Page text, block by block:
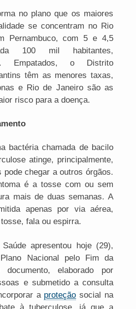
no plano que os maiores
se concentram no Rio
Pernambuco, com 5 e 4,5
100 mil habitantes,
Empatados, o Distrito
têm as menores taxas,
e Rio de Janeiro são as
risco para a doença.
bactéria chamada de bacilo
atinge, principalmente,
pode chegar a outros órgãos.
é a tosse com ou sem
mais de duas semanas. A
apenas por via aérea,
fala ou espirra.
apresentou hoje (29),
Nacional pelo Fim da
documento, elaborado por
e submetido a consulta
a proteção social na